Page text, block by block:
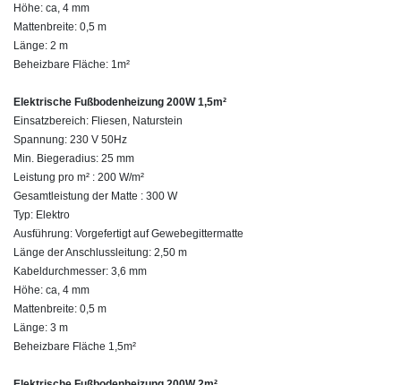
Höhe: ca, 4 mm
Mattenbreite: 0,5 m
Länge: 2 m
Beheizbare Fläche: 1m²
Elektrische Fußbodenheizung 200W 1,5m²
Einsatzbereich: Fliesen, Naturstein
Spannung: 230 V 50Hz
Min. Biegeradius: 25 mm
Leistung pro m² : 200 W/m²
Gesamtleistung der Matte : 300 W
Typ: Elektro
Ausführung: Vorgefertigt auf Gewebegittermatte
Länge der Anschlussleitung: 2,50 m
Kabeldurchmesser: 3,6 mm
Höhe: ca, 4 mm
Mattenbreite: 0,5 m
Länge: 3 m
Beheizbare Fläche 1,5m²